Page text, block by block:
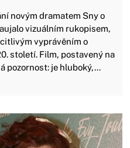
novým dramatem Sny o
vizuálním rukopisem,
vyprávěním o
století. Film, postavený na
pozornost: je hluboký,...